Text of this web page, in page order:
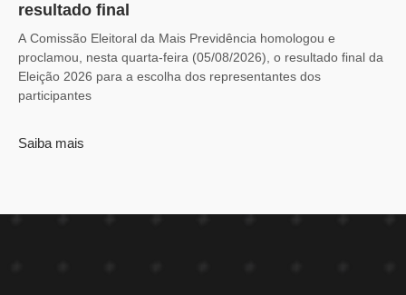
resultado final
A Comissão Eleitoral da Mais Previdência homologou e
proclamou, nesta quarta-feira (05/08/2026), o resultado final da
Eleição 2026 para a escolha dos representantes dos
participantes
Saiba mais